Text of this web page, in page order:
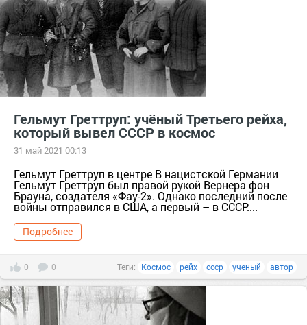
Гельмут Греттруп: учёный Третьего рейха,
который вывел СССР в космос
31 май 2021 00:13
Гельмут Греттруп в центре В нацистской Германии
Гельмут Греттруп был правой рукой Вернера фон
Брауна, создателя «Фау-2». Однако последний после
войны отправился в США, а первый – в СССР....
Подробнее
0 0 Теги: Космос рейх ссср ученый автор